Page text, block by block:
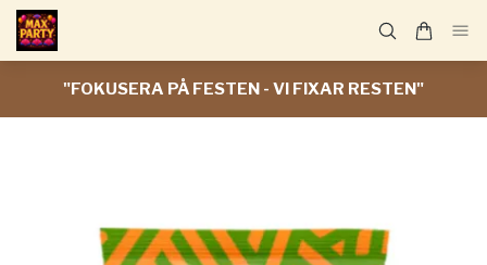
"FOKUSERA PÅ FESTEN - VI FIXAR RESTEN"